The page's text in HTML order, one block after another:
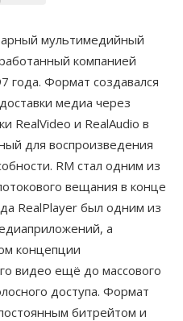
мультимедийный
компанией
года. Формат создавался
медиа через
RealVideo и RealAudio в
для воспроизведения
RM стал одним из
вещания в конце
RealPlayer был одним из
а
концепции
видео ещё до массового
доступа. Формат
битрейтом и